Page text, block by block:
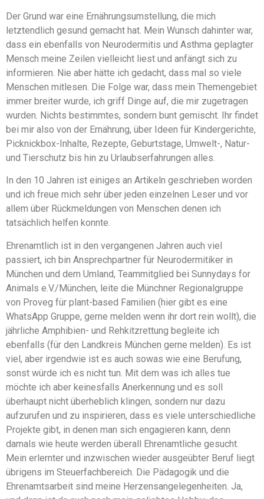
Der Grund war eine Ernährungsumstellung, die mich
letztendlich gesund gemacht hat. Mein Wunsch dahinter war,
dass ein ebenfalls von Neurodermitis und Asthma geplagter
Mensch meine Zeilen vielleicht liest und anfängt sich zu
informieren. Nie aber hätte ich gedacht, dass mal so viele
Menschen mitlesen. Die Folge war, dass mein Themengebiet
immer breiter wurde, ich griff Dinge auf, die mir zugetragen
wurden. Nichts bestimmtes, sondern bunt gemischt. Ihr findet
bei mir also von der Ernährung, über Ideen für Kindergerichte,
Picknickbox-Inhalte, Rezepte, Geburtstage, Umwelt-, Natur-
und Tierschutz bis hin zu Urlaubserfahrungen alles.
In den 10 Jahren ist einiges an Artikeln geschrieben worden
und ich freue mich sehr über jeden einzelnen Leser und vor
allem über Rückmeldungen von Menschen denen ich
tatsächlich helfen konnte.
Ehrenamtlich ist in den vergangenen Jahren auch viel
passiert, ich bin Ansprechpartner für Neurodermitiker in
München und dem Umland, Teammitglied bei Sunnydays for
Animals e.V./München, leite die Münchner Regionalgruppe
von Proveg für plant-based Familien (hier gibt es eine
WhatsApp Gruppe, gerne melden wenn ihr dort rein wollt), die
jährliche Amphibien- und Rehkitzrettung begleite ich
ebenfalls (für den Landkreis München gerne melden). Es ist
viel, aber irgendwie ist es auch sowas wie eine Berufung,
sonst würde ich es nicht tun. Mit dem was ich alles tue
möchte ich aber keinesfalls Anerkennung und es soll
überhaupt nicht überheblich klingen, sondern nur dazu
aufzurufen und zu inspirieren, dass es viele unterschiedliche
Projekte gibt, in denen man sich engagieren kann, denn
damals wie heute werden überall Ehrenamtliche gesucht.
Mein erlernter und inzwischen wieder ausgeübter Beruf liegt
übrigens im Steuerfachbereich. Die Pädagogik und die
Ehrenamtsarbeit sind meine Herzensangelegenheiten. Ja,